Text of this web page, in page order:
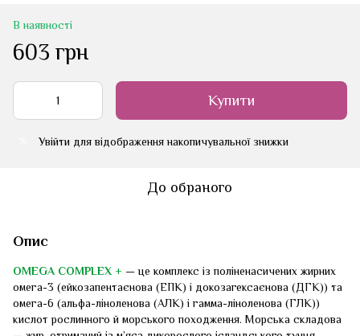
В наявності
603 грн
Купити
Увійти для відображення накопичувальної знижки
До обраного
Опис
OMEGA COMPLEX + — це комплекс із поліненасичених жирних
омега-3 (ейкозапентаєнова (ЕПК) і докозагексаєнова (ДГК)) та
омега-6 (альфа-ліноленова (АЛК) і гамма-ліноленова (ГЛК))
кислот рослинного й морського походження. Морська складова